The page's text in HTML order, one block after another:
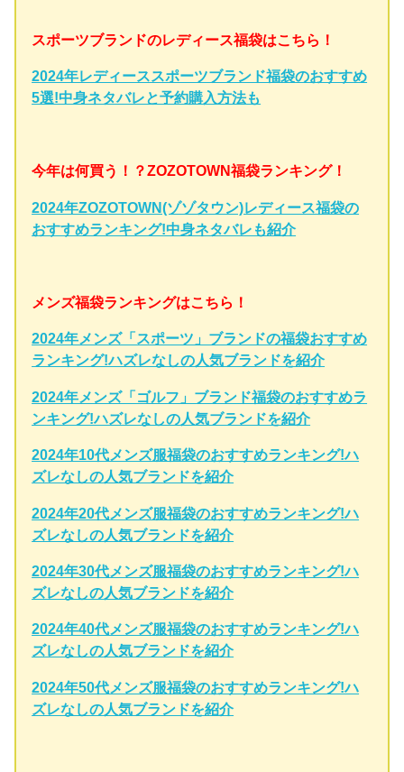
スポーツブランドのレディース福袋はこちら！
2024年レディーススポーツブランド福袋のおすすめ
5選!中身ネタバレと予約購入方法も
今年は何買う！？ZOZOTOWN福袋ランキング！
2024年ZOZOTOWN(ゾゾタウン)レディース福袋の
おすすめランキング!中身ネタバレも紹介
メンズ福袋ランキングはこちら！
2024年メンズ「スポーツ」ブランドの福袋おすすめ
ランキング!ハズレなしの人気ブランドを紹介
2024年メンズ「ゴルフ」ブランド福袋のおすすめラ
ンキング!ハズレなしの人気ブランドを紹介
2024年10代メンズ服福袋のおすすめランキング!ハ
ズレなしの人気ブランドを紹介
2024年20代メンズ服福袋のおすすめランキング!ハ
ズレなしの人気ブランドを紹介
2024年30代メンズ服福袋のおすすめランキング!ハ
ズレなしの人気ブランドを紹介
2024年40代メンズ服福袋のおすすめランキング!ハ
ズレなしの人気ブランドを紹介
2024年50代メンズ服福袋のおすすめランキング!ハ
ズレなしの人気ブランドを紹介